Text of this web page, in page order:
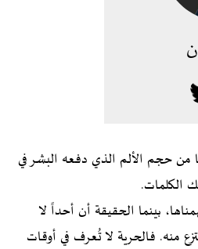
حجم الألم الذي دفعه البشر في
الكلمات.
بينما الحقيقة أن أحداً لا
منه. فالحرية لا تُعرف في أوقات